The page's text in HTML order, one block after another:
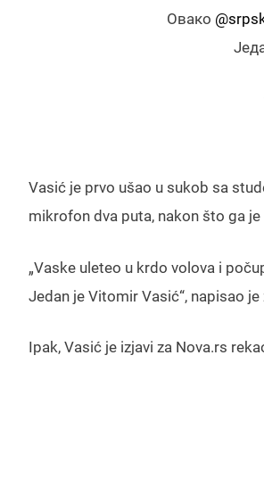
Овако
Vasić je prvo ušao u sukob sa
mikrofon dva puta, nakon što ga
„Vaske uleteo u krdo volova i
Jedan je Vitomir Vasić“, napisao
Ipak, Vasić je izjavi za Nova.rs